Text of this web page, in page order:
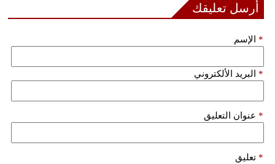
أرسل تعليقك
الإسم *
البريد الألكتروني *
عنوان التعليق *
تعليق *